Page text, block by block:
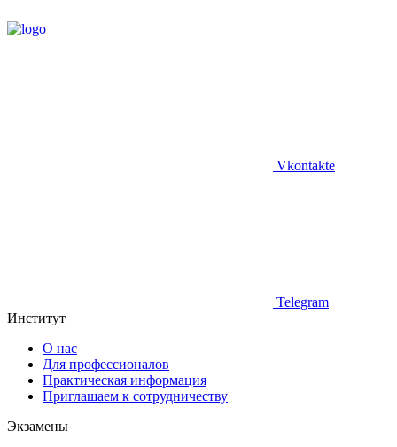
Vkontakte
Telegram
Институт
О нас
Для профессионалов
Практическая информация
Приглашаем к сотрудничеству
Экзамены